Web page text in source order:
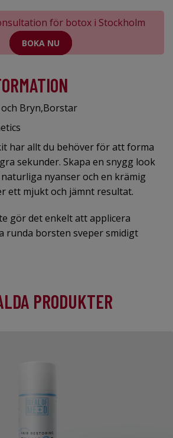
för botox i Stockholm
BOKA NU
Bryn,Borstar
har allt du behöver för att forma
sekunder. Skapa en snygg look
nyanser och en krämig
ett mjukt och jämnt resultat.
gör det enkelt att applicera
runda borsten sveper smidigt
PRODUKTER